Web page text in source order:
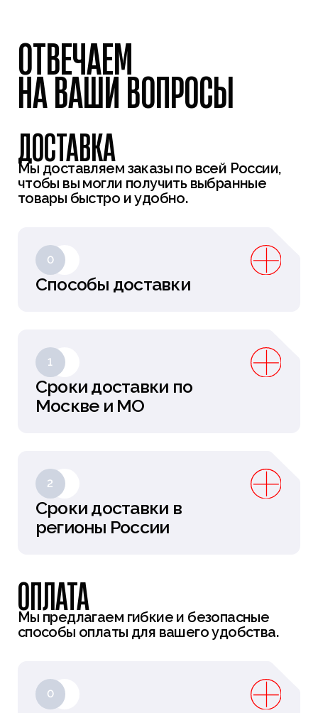
ОТВЕЧАЕМ
НА ВАШИ ВОПРОСЫ
ДОСТАВКА
Мы доставляем заказы по всей России,
чтобы вы могли получить выбранные
товары быстро и удобно.
0
Способы доставки
1
Сроки доставки по
Москве и МО
2
Сроки доставки в
регионы России
ОПЛАТА
Мы предлагаем гибкие и безопасные
способы оплаты для вашего удобства.
0